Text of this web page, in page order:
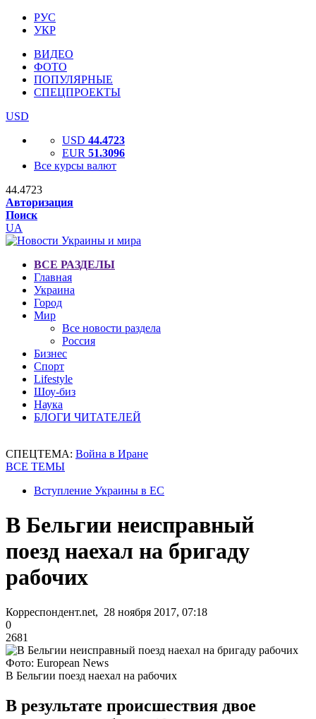
РУС
УКР
ВИДЕО
ФОТО
ПОПУЛЯРНЫЕ
СПЕЦПРОЕКТЫ
USD
USD 44.4723
EUR 51.3096
Все курсы валют
44.4723
Авторизация
Поиск
UA
ВСЕ РАЗДЕЛЫ
Главная
Украина
Город
Мир
Все новости раздела
Россия
Бизнес
Спорт
Lifestyle
Шоу-биз
Наука
БЛОГИ ЧИТАТЕЛЕЙ
СПЕЦТЕМА: Война в Иране
ВСЕ ТЕМЫ
Вступление Украины в ЕС
В Бельгии неисправный
поезд наехал на бригаду
рабочих
Корреспондент.net, 28 ноября 2017, 07:18
0
2681
Фото: European News
В Бельгии поезд наехал на рабочих
В результате происшествия двое